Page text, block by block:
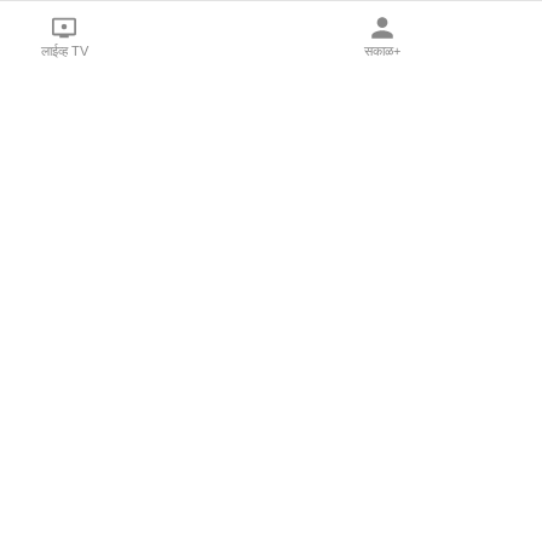
लाईव्ह TV सकाळ+